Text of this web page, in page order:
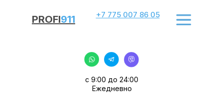
PROFI911 +7 775 007 86 05
с 9:00 до 24:00
Ежедневно